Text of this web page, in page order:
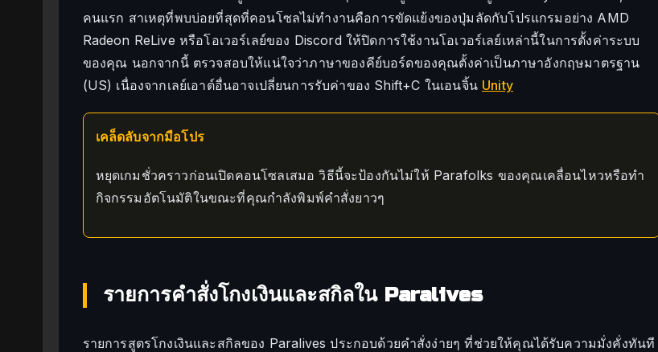
คนแรก สาเหตุที่พบบ่อยที่สุดที่คอนโซลไม่ทำงานคือการขัดแย้งของปุ่มลัดกับโปรแกรมอย่าง AMD
Radeon ReLive หรือโอเวอร์เลย์ของ Discord ให้ปิดการใช้งานโอเวอร์เลย์เหล่านี้ในการตั้งค่าระบบ
ของคุณ นอกจากนี้ ตรวจสอบให้แน่ใจว่าภาษาของคีย์บอร์ดของคุณตั้งค่าเป็นภาษาอังกฤษมาตรฐาน
(US) เนื่องจากเลย์เอาต์อื่นอาจเปลี่ยนการรับค่าของ Shift+C ในเอนจิ้น Unity
เคล็ดลับจากมือโปร
หยุดเกมชั่วคราวก่อนเปิดคอนโซลเสมอ วิธีนี้จะป้องกันไม่ให้ Parafolks ของคุณเคลื่อนไหวหรือทำ
กิจกรรมอัตโนมัติในขณะที่คุณกำลังพิมพ์คำสั่งยาวๆ
รายการคำสั่งโกงเงินและสกิลใน Paralives
รายการสูตรโกงเงินและสกิลของ Paralives ประกอบด้วยคำสั่งง่ายๆ ที่ช่วยให้คุณได้รับความมั่งคั่งทันที